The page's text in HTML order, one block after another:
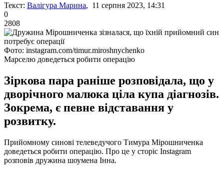
Текст: Валігура Марина, 11 серпня 2023, 14:31
0
2808
Фото: instagram.com/timur.miroshnychenko
Марселю доведеться робити операцію
Зіркова пара раніше розповідала, що у
дворічного малюка ціла купа діагнозів.
Зокрема, є певне відставання у
розвитку.
Прийомному синові телеведучого Тимура Мірошниченка
доведеться робити операцію. Про це у сторіс Instagram
розповів дружина шоумена Інна.